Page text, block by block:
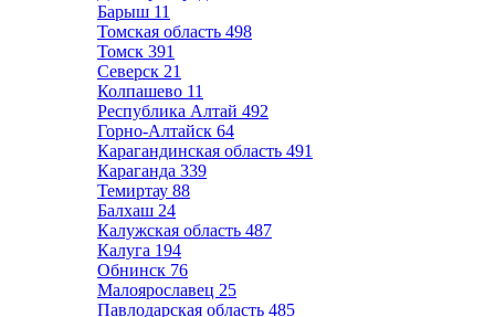
Барыш 11
Томская область 498
Томск 391
Северск 21
Колпашево 11
Республика Алтай 492
Горно-Алтайск 64
Карагандинская область 491
Караганда 339
Темиртау 88
Балхаш 24
Калужская область 487
Калуга 194
Обнинск 76
Малоярославец 25
Павлодарская область 485